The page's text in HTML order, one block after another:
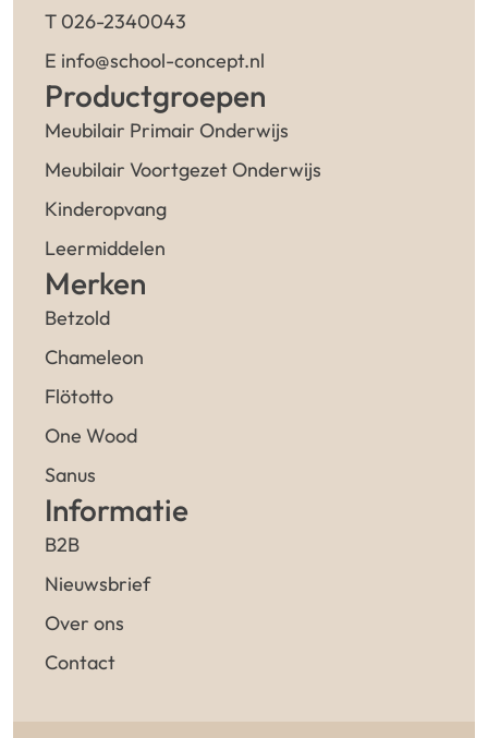
T 026-2340043
E info@school-concept.nl
Productgroepen
Meubilair Primair Onderwijs
Meubilair Voortgezet Onderwijs
Kinderopvang
Leermiddelen
Merken
Betzold
Chameleon
Flötotto
One Wood
Sanus
Informatie
B2B
Nieuwsbrief
Over ons
Contact